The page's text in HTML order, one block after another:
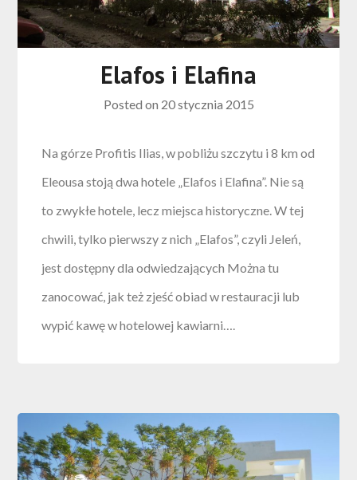
Elafos i Elafina
Posted on 20 stycznia 2015
Na górze Profitis Ilias, w pobliżu szczytu i 8 km od
Eleousa stoją dwa hotele „Elafos i Elafina”. Nie są
to zwykłe hotele, lecz miejsca historyczne. W tej
chwili, tylko pierwszy z nich „Elafos”, czyli Jeleń,
jest dostępny dla odwiedzających Można tu
zanocować, jak też zjeść obiad w restauracji lub
wypić kawę w hotelowej kawiarni….